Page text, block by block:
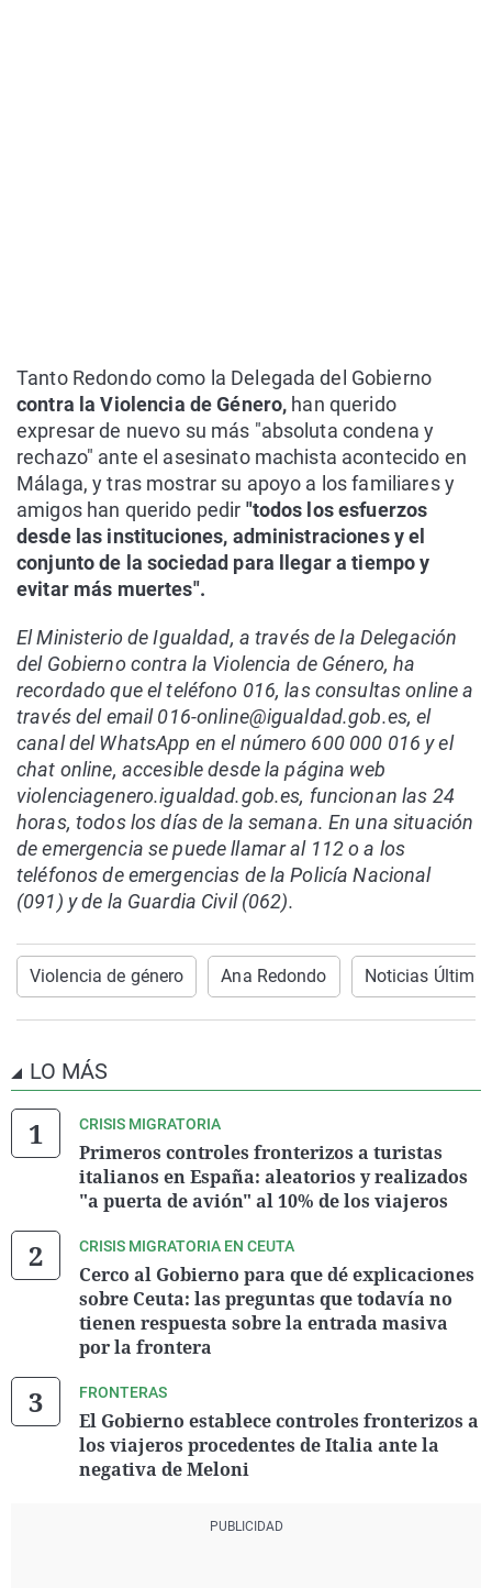
Tanto Redondo como la Delegada del Gobierno
contra la Violencia de Género, han querido
expresar de nuevo su más "absoluta condena y
rechazo" ante el asesinato machista acontecido en
Málaga, y tras mostrar su apoyo a los familiares y
amigos han querido pedir "todos los esfuerzos
desde las instituciones, administraciones y el
conjunto de la sociedad para llegar a tiempo y
evitar más muertes".
El Ministerio de Igualdad, a través de la Delegación
del Gobierno contra la Violencia de Género, ha
recordado que el teléfono 016, las consultas online a
través del email 016-online@igualdad.gob.es, el
canal del WhatsApp en el número 600 000 016 y el
chat online, accesible desde la página web
violenciagenero.igualdad.gob.es, funcionan las 24
horas, todos los días de la semana. En una situación
de emergencia se puede llamar al 112 o a los
teléfonos de emergencias de la Policía Nacional
(091) y de la Guardia Civil (062).
Violencia de género Ana Redondo Noticias Última
LO MÁS
CRISIS MIGRATORIA
Primeros controles fronterizos a turistas
italianos en España: aleatorios y realizados
"a puerta de avión" al 10% de los viajeros
CRISIS MIGRATORIA EN CEUTA
Cerco al Gobierno para que dé explicaciones
sobre Ceuta: las preguntas que todavía no
tienen respuesta sobre la entrada masiva
por la frontera
FRONTERAS
El Gobierno establece controles fronterizos a
los viajeros procedentes de Italia ante la
negativa de Meloni